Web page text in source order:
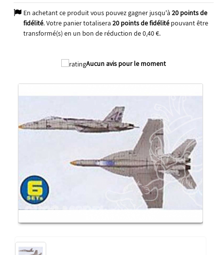
En achetant ce produit vous pouvez gagner jusqu'à 20points de
fidélité. Votre panier totalisera 20points de fidélitépouvant être
transformé(s) en un bon de réduction de0,40 €.
Aucun avis pour le moment